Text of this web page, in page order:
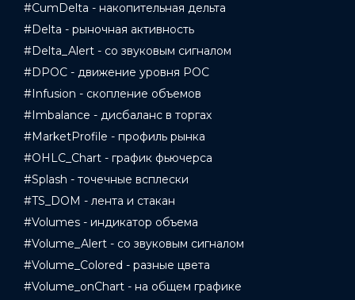
#CumDelta - накопительная дельта
#Delta - рыночная активность
#Delta_Alert - со звуковым сигналом
#DPOC - движение уровня POC
#Infusion - скопление объемов
#Imbalance - дисбаланс в торгах
#MarketProfile - профиль рынка
#OHLC_Chart - график фьючерса
#Splash - точечные всплески
#TS_DOM - лента и стакан
#Volumes - индикатор объема
#Volume_Alert - со звуковым сигналом
#Volume_Colored - разные цвета
#Volume_onChart - на общем графике